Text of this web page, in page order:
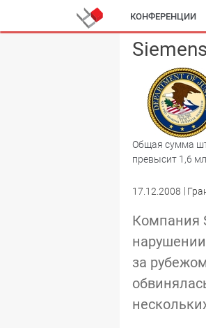
КОНФЕРЕНЦИИ
Общая сумма
превысит 1,6
17.12.2008
Компания
за